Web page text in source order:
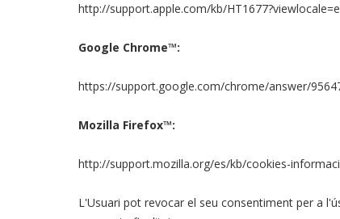
http://support.apple.com/kb/
Google Chrome™:
https://support.google.com/chrome/answer/
Mozilla Firefox™:
http://support.mozilla.org/es/kb/cookies-
L'Usuari pot revocar el seu consentiment per a